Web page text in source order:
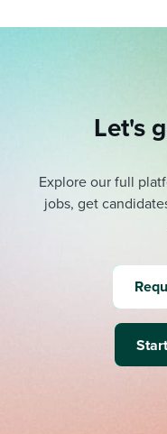
Let's
Explore our full
jobs, get